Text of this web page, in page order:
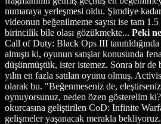
numaraya yerleşmesi oldu. Şimdiye
videonun beğenilmeme sayısı ise tam
birincilik bile olası gözükmekte... Peki
Call of Duty: Black Ops III
almıştı ki, oyunun satışlar konusunda
düşünmüştük, ister istemez. Sonra bir
yılın en fazla satılan oyunu olmuş.
olarak bu. "Beğenmeseniz de, eleştirseniz
oynuyorsunuz, neden özen gösterelim
okurcasına geliştirilen CoD: Infinite
gelişmeler yaşanacak merakla bekliyoruz.